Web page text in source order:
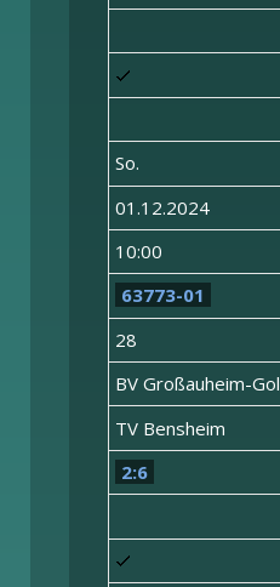
So.
01.12.2024
10:00
63773-01
28
BV Großauheim-
TV Bensheim
2:6